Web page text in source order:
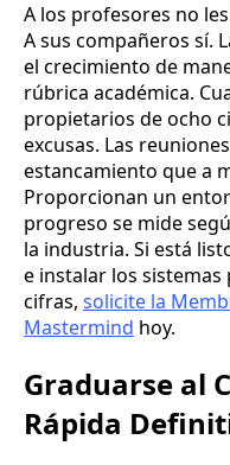
A los profesores no
A sus compañeros sí.
el crecimiento de
rúbrica académica.
propietarios de ocho
excusas. Las
estancamiento que a
Proporcionan un
progreso se mide
la industria. Si está
e instalar los
cifras, solicite la
Mastermind hoy.
Graduarse al
Rápida